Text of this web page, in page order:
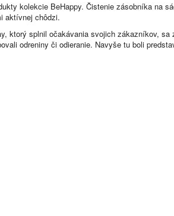
kolekcie BeHappy. Čistenie zásobníka na
aktívnej chôdzi.
ktorý splnil očakávania svojich zákazníkov, sa
odreniny či odieranie. Navyše tu boli